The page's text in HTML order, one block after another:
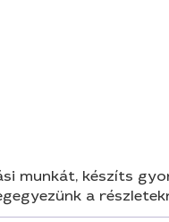
munkát, készíts
a